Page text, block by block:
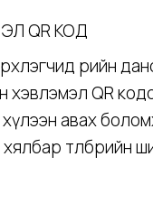
QR КОД
өөрийн
хэвлэмэл QR
авах
төлбөрийн